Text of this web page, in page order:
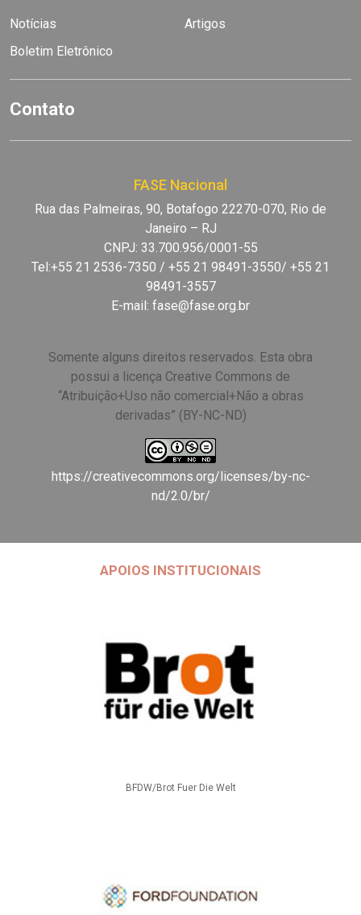
Notícias
Artigos
Boletim Eletrônico
Contato
FASE Nacional
Rua das Palmeiras, 90, Botafogo 22270-070, Rio de
Janeiro – RJ
CNPJ: 33.700.956/0001-55
Tel:+55 21 2536-7350 / +55 21 98491-3550/ +55 21
98491-3557
E-mail: fase@fase.org.br
Somente alguns direitos reservados. Esta obra
possui a licença Creative Commons de
“Atribuição+Uso não comercial+Não a obras
derivadas” (BY-NC-ND)
https://creativecommons.org/licenses/by-nc-
nd/2.0/br/
APOIOS INSTITUCIONAIS
BFDW/Brot Fuer Die Welt